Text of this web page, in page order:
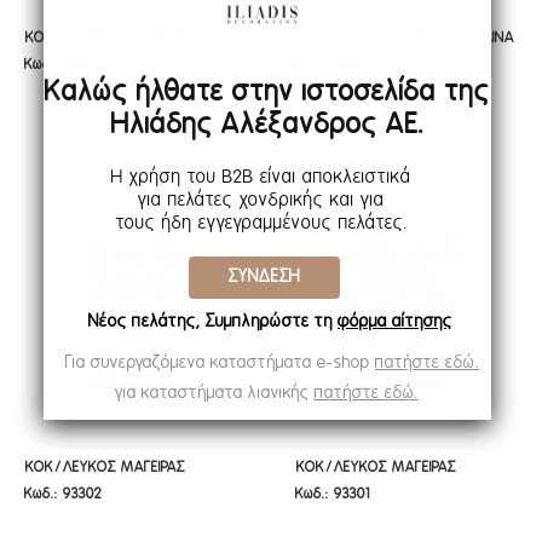
ΚΟΚ/ΛΕΥΚΟ ΠΟΛΥΡΕΖΙΝ
ΜΠΑΣΤΟΥΝΙΑ 15,5Χ7,6Χ26ΕΚ
ΚΟΚ/ΛΕΥΚΟ ΠΟΛΥΡΕΖΙΝ
ΜΠΑΣΤΟΥΝΙΑ 15,5Χ7,6Χ26ΕΚ
Κωδ.: 93307
ΠΡΑΣΙΝΗ ΠΟΛΥΡΕΖΙΝ ΑΓ.ΒΑΣΙΛΙΝΑ
12Χ11Χ27ΕΚ
ΠΡΑΣΙΝΗ ΠΟΛΥΡΕΖΙΝ ΑΓ.ΒΑΣΙΛΙΝΑ
12Χ11Χ27ΕΚ
ΚΟΚ/ΛΕΥΚΟΣ ΜΑΓΕΙΡΑΣ
ΠΟΛΥΡΕΖΙΝ ΑΓ.ΒΑΣΙΛΗΣ ΠΟΥ
ΚΟΚ/ΛΕΥΚΟΣ ΜΑΓΕΙΡΑΣ
ΠΟΛΥΡΕΖΙΝ ΑΓ.ΒΑΣΙΛΗΣ ΠΟΥ
Κωδ.: 93302
ΚΟΚ/ΛΕΥΚΟΣ ΜΑΓΕΙΡΑΣ
ΠΟΛΥΡΕΖΙΝ ΑΓ.ΒΑΣΙΛΗΣ
ΚΟΚ/ΛΕΥΚΟΣ ΜΑΓΕΙΡΑΣ
ΠΟΛΥΡΕΖΙΝ ΑΓ.ΒΑΣΙΛΗΣ
Κωδ.: 93301
ΣΥΝΔΕΣΗ
Καλώς ήλθατε στην ιστοσελίδα της
Ηλιάδης Αλέξανδρος ΑΕ.
Για συνεργαζόμενα καταστήματα e-shop πατήστε εδώ.
Η χρήση του B2B είναι αποκλειστικά
για πελάτες χονδρικής και για
τους ήδη εγγεγραμμένους πελάτες.
Νέος πελάτης; Συμπληρώστε τη φόρμα αίτησης
για καταστήματα λιανικής πατήστε εδώ.